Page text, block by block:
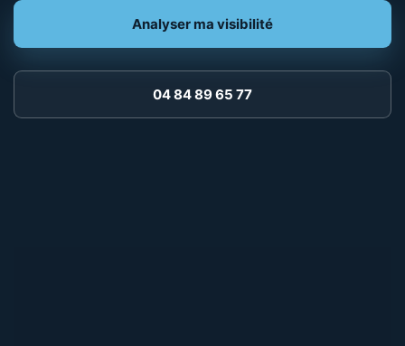
Analyser ma visibilité
04 84 89 65 77